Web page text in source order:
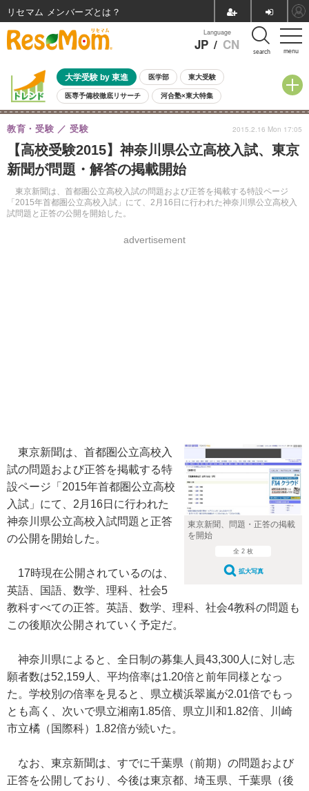
menu
Language
JP / CN search
大学受験 by 東進 医学部 東大受験
医専予備校徹底リサーチ 河合塾×東大特集
親子で考える大学選び 高校受験 中学受験 小学校受験
共通テスト 夏休み
8月開催イベント・WS 全国公立高校 過去問 人気記事
自由研究教材（小学生向け） 自由研究教材（中学生向け）
【高校受験2015】神奈川県公立高校入試、東京
新聞が問題・解答の掲載開始
東京新聞は、首都圏公立高校入試の問題および正答を掲載する特設ページ
「2015年首都圏公立高校入試」にて、2月16日に行われた神奈川県公立高校入
試問題と正答の公開を開始した。
教育・受験 受験
advertisement
2015.2.16 Mon 17:05
東京新聞、問題・正答の掲載
を開始
全 2 枚
拡大写真
東京新聞は、首都圏公立高校入
試の問題および正答を掲載する特
設ページ「2015年首都圏公立高校
入試」にて、2月16日に行われた
神奈川県公立高校入試問題と正答
の公開を開始した。
17時現在公開されているのは、
英語、国語、数学、理科、社会5
教科すべての正答。英語、数学、理科、社会4教科の問題も
この後順次公開されていく予定だ。
神奈川県によると、全日制の募集人員43,300人に対し志
願者数は52,159人、平均倍率は1.20倍と前年同様となっ
た。学校別の倍率を見ると、県立横浜翠嵐が2.01倍でもっ
とも高く、次いで県立湘南1.85倍、県立川和1.82倍、川崎
市立橘（国際科）1.82倍が続いた。
なお、東京新聞は、すでに千葉県（前期）の問題および
正答を公開しており、今後は東京都、埼玉県、千葉県（後
リセマム メンバーズ